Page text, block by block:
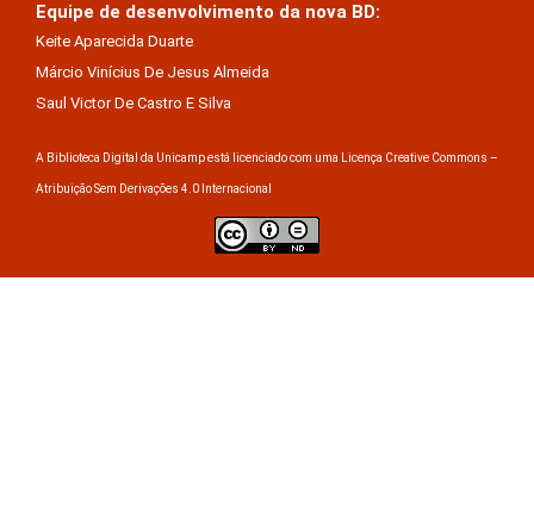
Equipe de desenvolvimento da nova BD:
Keite Aparecida Duarte
Márcio Vinícius De Jesus Almeida
Saul Victor De Castro E Silva
A Biblioteca Digital da Unicamp está licenciado com uma Licença Creative Commons –
Atribuição Sem Derivações 4.0 Internacional